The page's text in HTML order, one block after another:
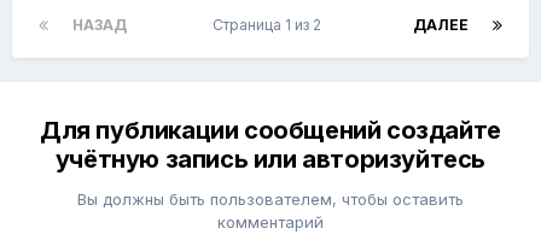
НАЗАД ДАЛЕЕ
Страница 1 из 2
Для публикации сообщений создайте
учётную запись или авторизуйтесь
Вы должны быть пользователем, чтобы оставить
комментарий